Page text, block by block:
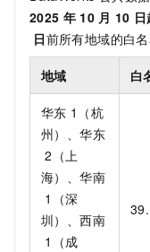
2025 年 10 月 10
日前所有地域的白名
地域 白
华东 1（杭
州）、华东
2（上
海）、华南
1（深
圳）、西南
1（成